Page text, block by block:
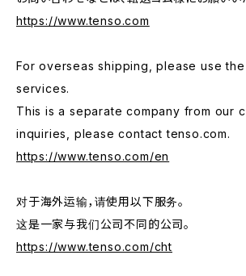
https://www.tenso.com
For overseas shipping, please use
services.
This is a separate company from our
inquiries, please contact tenso.com.
https://www.tenso.com/en
对于海外运输，请使用以下服务。
这是一家与我们公司不同的公司。
https://www.tenso.com/cht